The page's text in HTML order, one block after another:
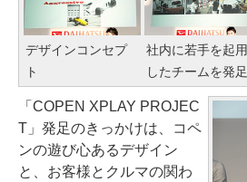
デザインコンセプ
ト
社内に若手を起用
したチームを発足
「COPEN XPLAY PROJEC
T」発足のきっかけは、コペ
ンの遊び心あるデザイン
と、お客様とクルマの関わ